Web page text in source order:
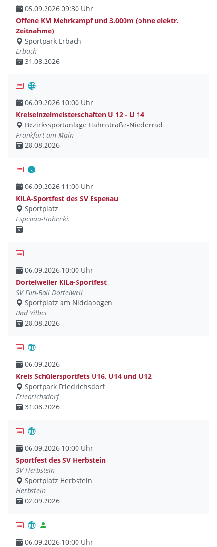
05.09.2026 09:30 Uhr
Offene KM Mehrkampf und 3.000m (ohne elektr.
Zeitnahme)
Sportpark Erbach
Erbach
31.08.2026
06.09.2026 10:00 Uhr
Kreiseinzelmeisterschaften U 12 - U 14
Bezirkssportanlage Hahnstraße-Niederrad
Frankfurt am Main
28.08.2026
06.09.2026 11:00 Uhr
KiLA-Sportfest des SV Espenau
Sportplatz
Espenau-Hohenki.
-
06.09.2026 10:00 Uhr
Dortelweiler KiLa-Sportfest
SV Fun-Ball Dortelweil
Sportplatz am Niddabogen
Bad Vilbel
28.08.2026
06.09.2026
Kreis Schülersportfets U16, U14 und U12
Sportpark Friedrichsdorf
Friedrichsdorf
31.08.2026
06.09.2026 10:00 Uhr
Sportfest des SV Herbstein
SV Herbstein
Sportplatz Herbstein
Herbstein
02.09.2026
06.09.2026 10:00 Uhr